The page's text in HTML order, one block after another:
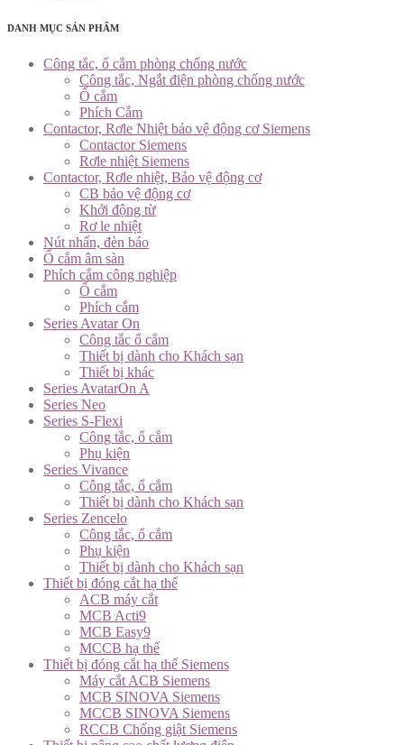
DANH MỤC SẢN PHẨM
Công tắc, ổ cắm phòng chống nước
Công tắc, Ngắt điện phòng chống nước
Ổ cắm
Phích Cắm
Contactor, Rơle Nhiệt bảo vệ động cơ Siemens
Contactor Siemens
Rơle nhiệt Siemens
Contactor, Rơle nhiệt, Bảo vệ động cơ
CB bảo vệ động cơ
Khởi động từ
Rơ le nhiệt
Nút nhấn, đèn báo
Ổ cắm âm sàn
Phích cắm công nghiệp
Ổ cắm
Phích cắm
Series Avatar On
Công tắc ổ cắm
Thiết bị dành cho Khách sạn
Thiết bị khác
Series AvatarOn A
Series Neo
Series S-Flexi
Công tắc, ổ cắm
Phụ kiện
Series Vivance
Công tắc, ổ cắm
Thiết bị dành cho Khách sạn
Series Zencelo
Công tắc, ổ cắm
Phụ kiện
Thiết bị dành cho Khách sạn
Thiết bị đóng cắt hạ thế
ACB máy cắt
MCB Acti9
MCB Easy9
MCCB hạ thế
Thiết bị đóng cắt hạ thế Siemens
Máy cắt ACB Siemens
MCB SINOVA Siemens
MCCB SINOVA Siemens
RCCB Chống giật Siemens